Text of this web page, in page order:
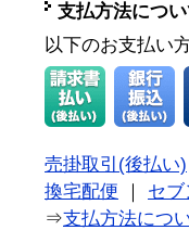
支払方法につ
以下のお支払い
売掛取引(後払い)
換宅配便
セ
⇒支払方法につ